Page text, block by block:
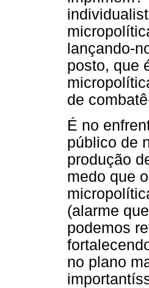
lançando-
posto, que
de
É no
público de
produção
medo que
(alarme
podemos
no plano